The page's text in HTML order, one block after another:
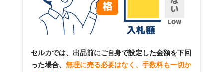
セルカでは、出品前にご自身で設定した金額を下回
った場合、 無理に売る必要はなく、手数料も一切か